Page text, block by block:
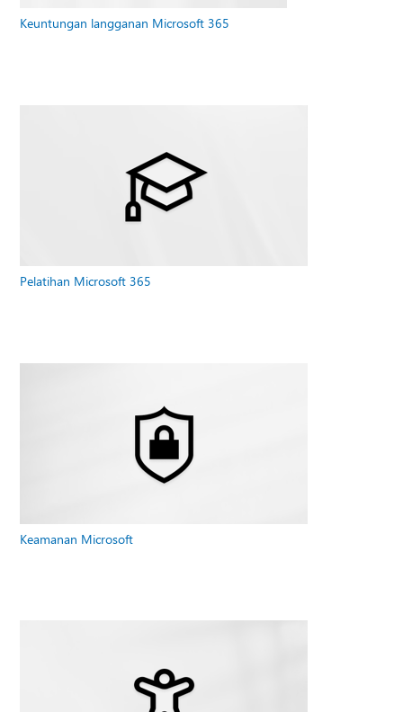
Keuntungan langganan Microsoft 365
Pelatihan Microsoft 365
Keamanan Microsoft